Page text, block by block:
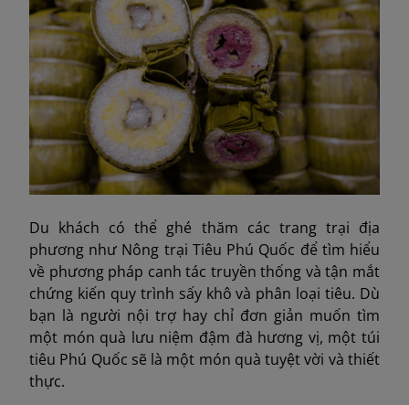
Du khách có thể ghé thăm các trang trại địa
phương như Nông trại Tiêu Phú Quốc để tìm hiểu
về phương pháp canh tác truyền thống và tận mắt
chứng kiến quy trình sấy khô và phân loại tiêu. Dù
bạn là người nội trợ hay chỉ đơn giản muốn tìm
một món quà lưu niệm đậm đà hương vị, một túi
tiêu Phú Quốc sẽ là một món quà tuyệt vời và thiết
thực.